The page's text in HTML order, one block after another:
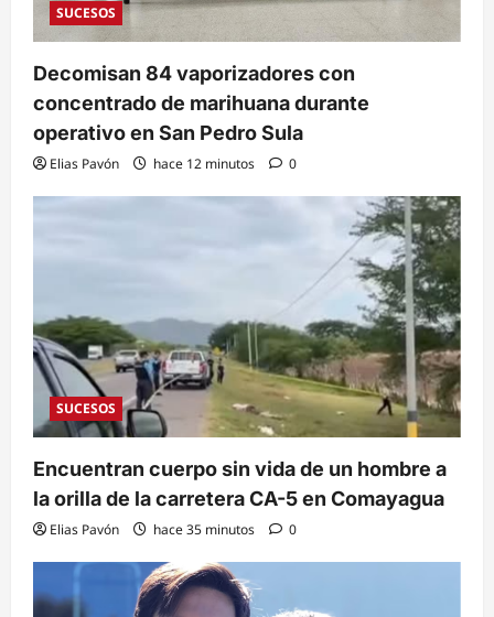
SUCESOS
Decomisan 84 vaporizadores con
concentrado de marihuana durante
operativo en San Pedro Sula
Elias Pavón hace 12 minutos 0
SUCESOS
Encuentran cuerpo sin vida de un hombre a
la orilla de la carretera CA-5 en Comayagua
Elias Pavón hace 35 minutos 0